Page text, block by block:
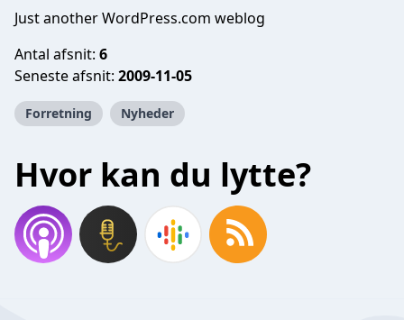
Just another WordPress.com weblog
Antal afsnit: 6
Seneste afsnit: 2009-11-05
Forretning Nyheder
Hvor kan du lytte?